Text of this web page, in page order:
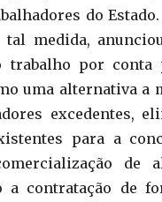
do
tal medida,
trabalho por
uma alternativa a
excedentes,
para a
de
a contratação de